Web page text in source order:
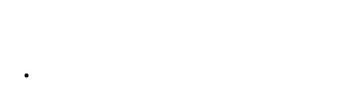
ποσότητα